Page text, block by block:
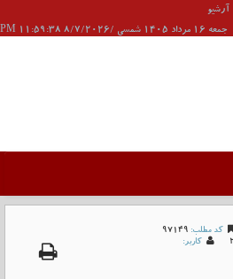
آرشیو
جمعه 16 مرداد 1405 شمسی /8/7/2026 11:59:38 PM
کد مطلب: 97149
کاربر: